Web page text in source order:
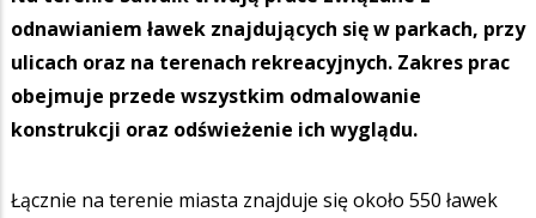
odnawianiem ławek znajdujących się w parkach, przy
ulicach oraz na terenach rekreacyjnych. Zakres prac
obejmuje przede wszystkim odmalowanie
konstrukcji oraz odświeżenie ich wyglądu.
Łącznie na terenie miasta znajduje się około 550 ławek